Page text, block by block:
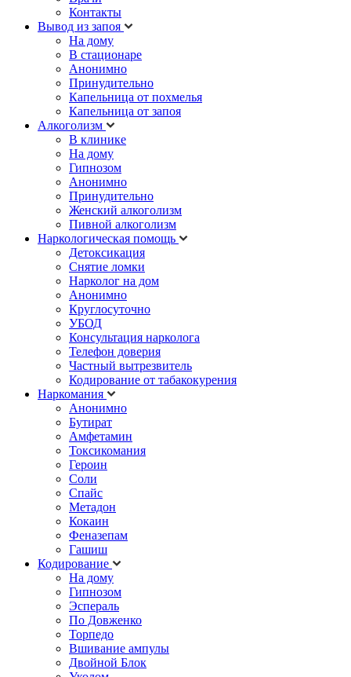
Контакты
Вывод из запоя
На дому
В стационаре
Анонимно
Принудительно
Капельница от похмелья
Капельница от запоя
Алкоголизм
В клинике
На дому
Гипнозом
Анонимно
Принудительно
Женский алкоголизм
Пивной алкоголизм
Наркологическая помощь
Детоксикация
Снятие ломки
Нарколог на дом
Анонимно
Круглосуточно
УБОД
Консультация нарколога
Телефон доверия
Частный вытрезвитель
Кодирование от табакокурения
Наркомания
Анонимно
Бутират
Амфетамин
Токсикомания
Героин
Соли
Спайс
Метадон
Кокаин
Феназепам
Гашиш
Кодирование
На дому
Гипнозом
Эспераль
По Довженко
Торпедо
Вшивание ампулы
Двойной Блок